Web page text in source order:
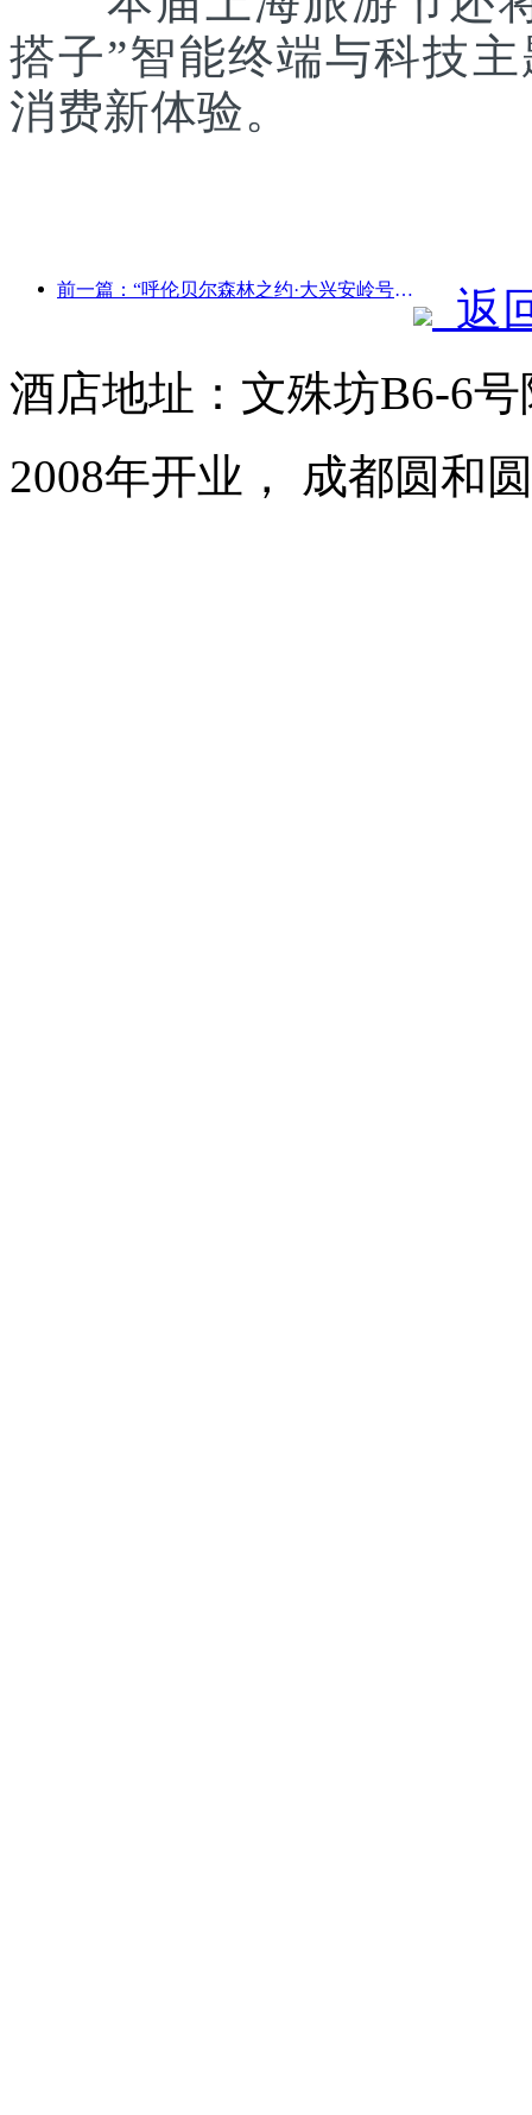
搭子”智能终端与科技
消费新体验。
前一篇：“呼伦贝尔森林之约·大兴安岭号--星光列车·天翼之旅”旅游专列首发
返
酒店地址：文殊坊B6-6
2008年开业， 成都圆